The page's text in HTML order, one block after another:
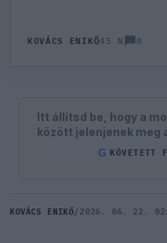
KOVÁCS ENIKŐ45 N 0
Itt állítsd be, hogy a
között jelenjenek meg
G KÖVETETT
KOVÁCS ENIKŐ/ 2026. 06. 22.